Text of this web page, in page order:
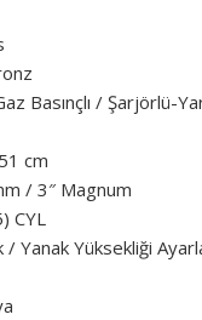
Basınçlı / Şarjörlü-
cm
/ 3″ Magnum
CYL
Yanak Yüksekliği